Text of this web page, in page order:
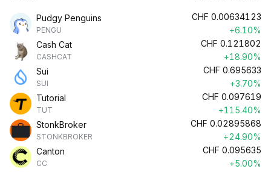
Pudgy Penguins
PENGU
CHF 0.00634123
+6.10%
Cash Cat
CASHCAT
CHF 0.121802
+18.90%
Sui
SUI
CHF 0.695633
+3.70%
Tutorial
TUT
CHF 0.097619
+115.40%
StonkBroker
STONKBROKER
CHF 0.02895868
+24.90%
Canton
CC
CHF 0.095635
+5.00%